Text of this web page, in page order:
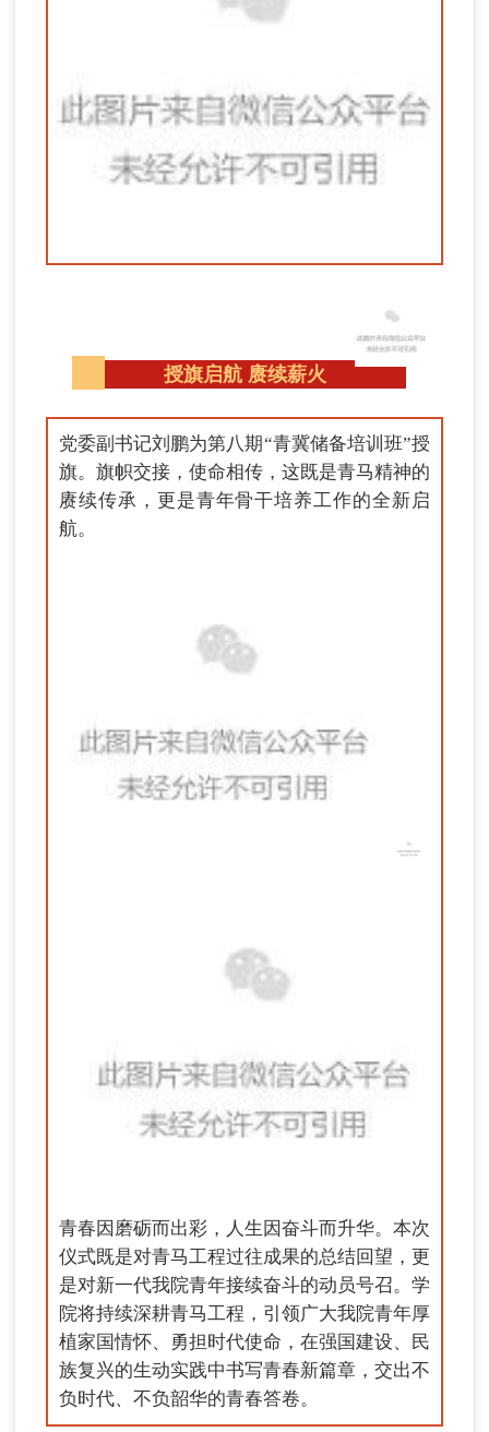
授旗启航 赓续薪火
党委副书记刘鹏为第八期“青冀储备培训班”授
旗。旗帜交接，使命相传，这既是青马精神的
赓续传承，更是青年骨干培养工作的全新启
航。
青春因磨砺而出彩，人生因奋斗而升华。本次
仪式既是对青马工程过往成果的总结回望，更
是对新一代我院青年接续奋斗的动员号召。学
院将持续深耕青马工程，引领广大我院青年厚
植家国情怀、勇担时代使命，在强国建设、民
族复兴的生动实践中书写青春新篇章，交出不
负时代、不负韶华的青春答卷。